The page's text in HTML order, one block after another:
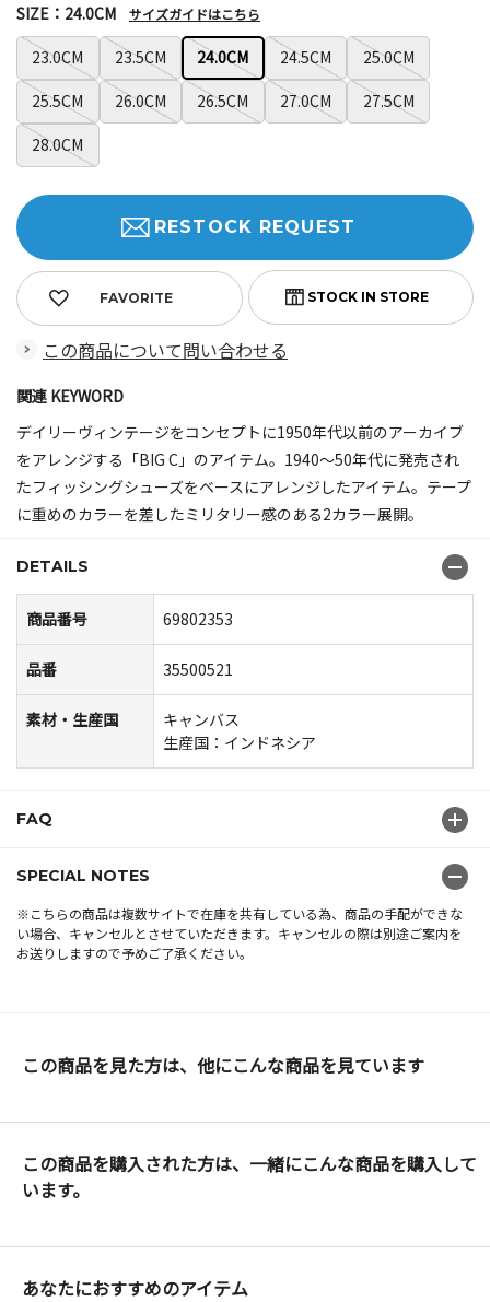
23.0CM 23.5CM 24.0CM 24.5CM
25.0CM
25.5CM
26.0CM 26.5CM 27.0CM
27.5CM
28.0CM
SIZE：24.0CM サイズガイドはこちら
FAVORITE
RESTOCK REQUEST
この商品について問い合わせる
関連 KEYWORD
デイリーヴィンテージをコンセプトに1950年代以前のアーカイブ
をアレンジする「BIG C」のアイテム。1940～50年代に発売され
たフィッシングシューズをベースにアレンジしたアイテム。テープ
に重めのカラーを差したミリタリー感のある2カラー展開。
DETAILS
商品番号 69802353
品番 35500521
素材・生産国
キャンバス
生産国：インドネシア
FAQ
SPECIAL NOTES
※こちらの商品は複数サイトで在庫を共有している為、商品の手配ができな
い場合、キャンセルとさせていただきます。キャンセルの際は別途ご案内を
お送りしますので予めご了承ください。
この商品を見た方は、他にこんな商品を見ています
この商品を購入された方は、一緒にこんな商品を購入して
います。
あなたにおすすめのアイテム